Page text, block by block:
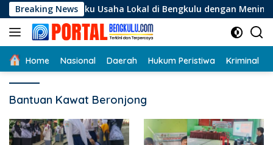
Langsung
ke
konten
Breaking News
Usaha Lokal di Bengkulu dengan Meningkatkan Ruang
Home Nasional Daerah Hukum Peristiwa Kriminal
Bantuan Kawat Beronjong